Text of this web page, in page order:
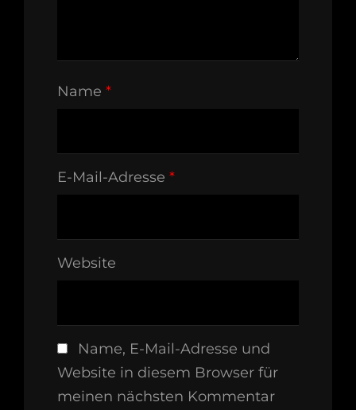
Name *
E-Mail-Adresse *
Website
Name, E-Mail-Adresse und
Website in diesem Browser für
meinen nächsten Kommentar